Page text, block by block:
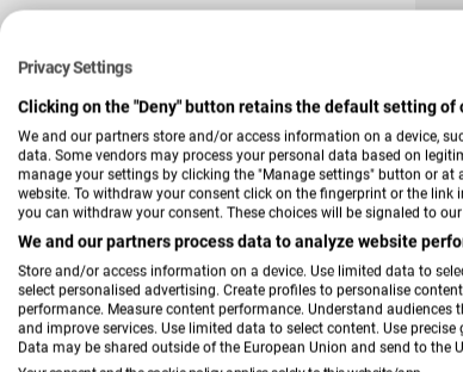
Privacy Settings
Clicking on the "Deny" button retains the default setting
We and our partners store and/or access information on a device,
data. Some vendors may process your personal data based on
manage your settings by clicking the "Manage settings" button or
website. To withdraw your consent click on the fingerprint or the
you can withdraw your consent. These choices will be signaled to
We and our partners process data to analyze website
Store and/or access information on a device. Use limited data to
select personalised advertising. Create profiles to personalise
performance. Measure content performance. Understand
and improve services. Use limited data to select content. Use
Data may be shared outside of the European Union and send to the
-21